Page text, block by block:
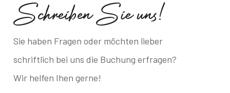
SchreibenSieuns!
Sie haben Fragen oder möchten lieber
schriftlich bei uns die Buchung erfragen?
Wir helfen Ihen gerne!